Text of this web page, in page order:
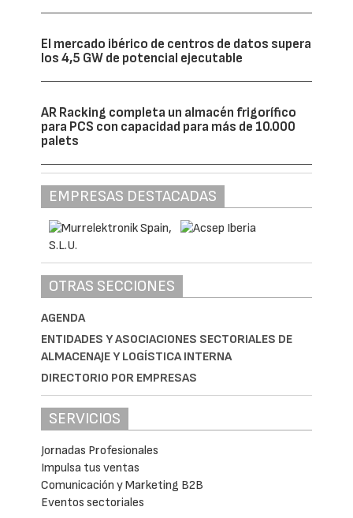
El mercado ibérico de centros de datos supera
los 4,5 GW de potencial ejecutable
AR Racking completa un almacén frigorífico
para PCS con capacidad para más de 10.000
palets
EMPRESAS DESTACADAS
OTRAS SECCIONES
AGENDA
ENTIDADES Y ASOCIACIONES SECTORIALES DE
ALMACENAJE Y LOGÍSTICA INTERNA
DIRECTORIO POR EMPRESAS
SERVICIOS
Jornadas Profesionales
Impulsa tus ventas
Comunicación y Marketing B2B